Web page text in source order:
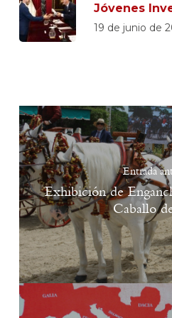
Jóvenes
19 de junio de
Entrada
Exhibición de
Caballo